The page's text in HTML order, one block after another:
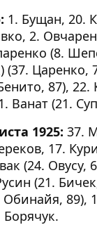
1. Бущан, 20.
2.
(8.
(37. Царенко,
87), 22.
Ванат (21.
1925: 37.
17.
(24. Овусу,
(21.
89),